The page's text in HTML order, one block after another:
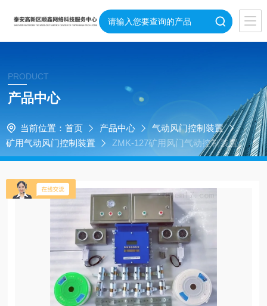
PRODUCT
产品中心
当前位置： 首页 产品中心
气动风门控制装置
矿用气动风门控制装置
ZMK-127矿用风门气动控制装置